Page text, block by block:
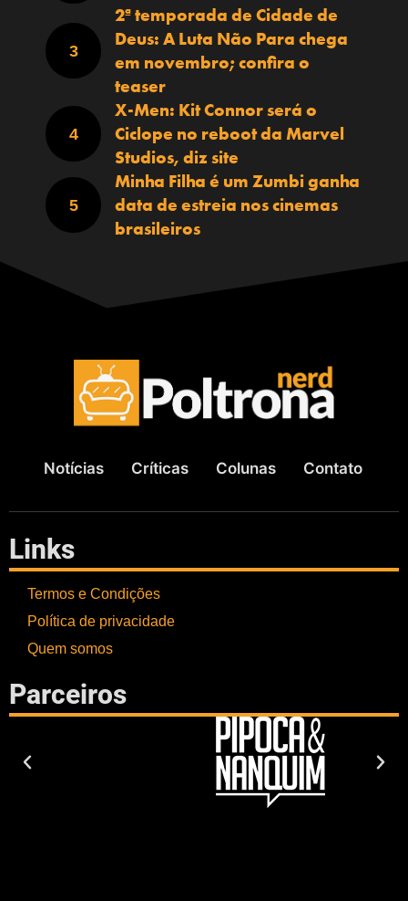
2ª temporada de Cidade de
Deus: A Luta Não Para chega
em novembro; confira o
teaser
X-Men: Kit Connor será o
Ciclope no reboot da Marvel
Studios, diz site
Minha Filha é um Zumbi ganha
data de estreia nos cinemas
brasileiros
Notícias Críticas Colunas Contato
Links
Termos e Condições
Política de privacidade
Quem somos
Parceiros